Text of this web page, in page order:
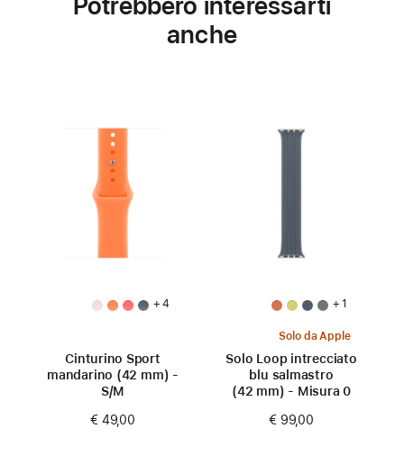
anche
+ 4
Cinturino Sport
mandarino (42 mm) -
S/M
€ 49,00
+ 1
Solo da Apple
Solo Loop intrecciato
blu salmastro
(42 mm) - Misura 0
€ 99,00